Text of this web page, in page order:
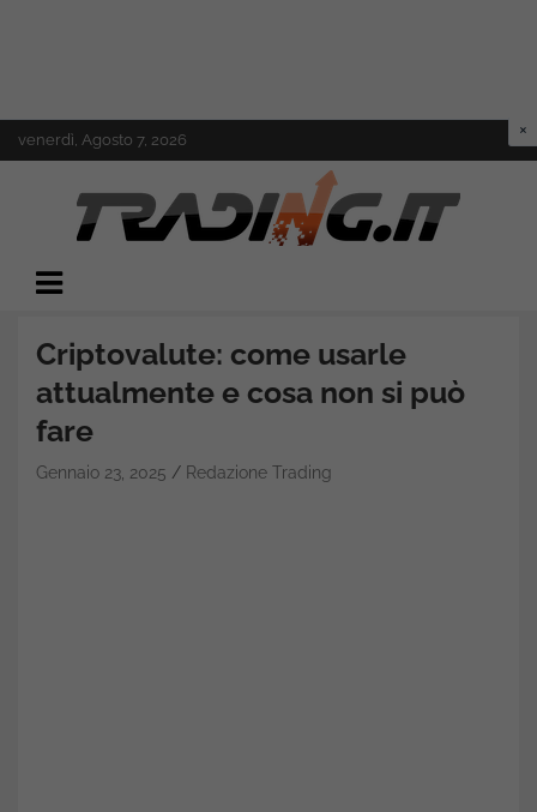
to
venerdì, Agosto 7, 2026
Trading.it
Criptovalute: come usarle
attualmente e cosa non si può
fare
Gennaio 23, 2025 Redazione Trading